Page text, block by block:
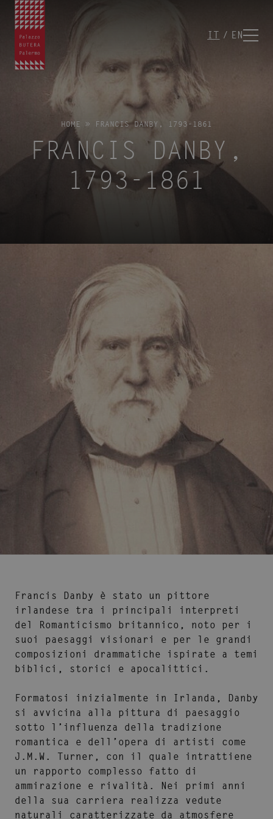
IT EN
HOME » FRANCIS DANBY, 1793-1861
FRANCIS DANBY,
1793-1861
Francis Danby è stato un pittore
irlandese tra i principali interpreti
del Romanticismo britannico, noto per i
suoi paesaggi visionari e per le grandi
composizioni drammatiche ispirate a temi
biblici, storici e apocalittici.
Formatosi inizialmente in Irlanda, Danby
si avvicina alla pittura di paesaggio
sotto l’influenza della tradizione
romantica e dell’opera di artisti come
J.M.W. Turner, con il quale intrattiene
un rapporto complesso fatto di
ammirazione e rivalità. Nei primi anni
della sua carriera realizza vedute
naturali caratterizzate da atmosfere